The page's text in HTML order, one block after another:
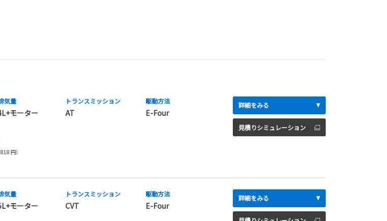
気量
モーター
トランスミッション
AT
駆動方法
E-Four
円）
詳細をみる
見積りシミュレーション
気量
モーター
トランスミッション
CVT
駆動方法
E-Four
詳細をみる